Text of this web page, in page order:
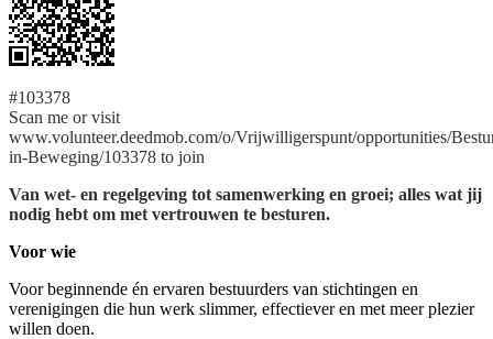
#103378
Scan me or visit
www.volunteer.deedmob.com/o/Vrijwilligerspunt/opportunities/
in-Beweging/103378 to join
Van wet- en regelgeving tot samenwerking en groei; alles wat jij
nodig hebt om met vertrouwen te besturen.
Voor wie
Voor beginnende én ervaren bestuurders van stichtingen en
verenigingen die hun werk slimmer, effectiever en met meer plezier
willen doen.